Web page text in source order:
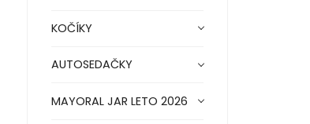
KOČÍKY
AUTOSEDAČKY
MAYORAL JAR LETO 2026